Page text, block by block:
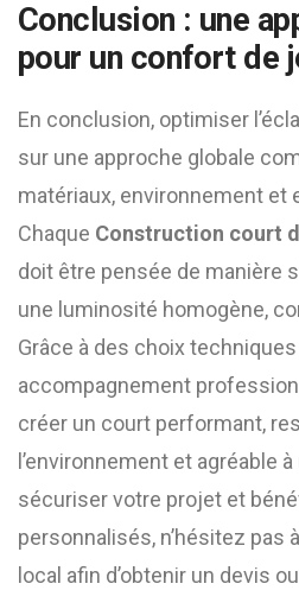
Conclusion : une
pour un confort de
En conclusion, optimiser
sur une approche globale
matériaux, environnement et
Chaque Construction court
doit être pensée de manière
une luminosité homogène,
Grâce à des choix
accompagnement
créer un court performant,
l’environnement et agréable
sécuriser votre projet et
personnalisés, n’hésitez pas
local afin d’obtenir un devis